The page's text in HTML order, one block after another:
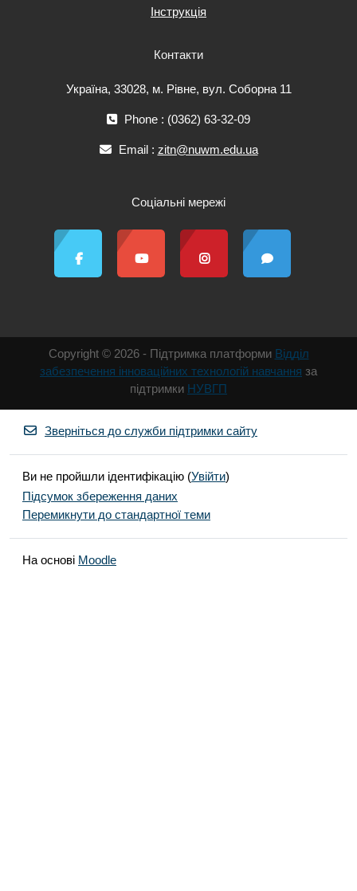
Інструкція
Контакти
Україна, 33028, м. Рівне, вул. Соборна 11
Phone : (0362) 63-32-09
Email : zitn@nuwm.edu.ua
Соціальні мережі
Copyright © 2026 - Підтримка платформи Відділ
забезпечення інноваційних технологій навчання за
підтримки НУВГП
Зверніться до служби підтримки сайту
Ви не пройшли ідентифікацію (Увійти)
Підсумок збереження даних
Перемикнути до стандартної теми
На основі Moodle